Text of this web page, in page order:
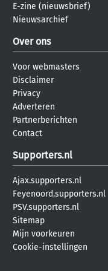
E-zine (nieuwsbrief)
Nieuwsarchief
Over ons
Voor webmasters
Disclaimer
Privacy
Adverteren
Partnerberichten
Contact
Supporters.nl
Ajax.supporters.nl
Feyenoord.supporters.nl
PSV.supporters.nl
Sitemap
Mijn voorkeuren
Cookie-instellingen